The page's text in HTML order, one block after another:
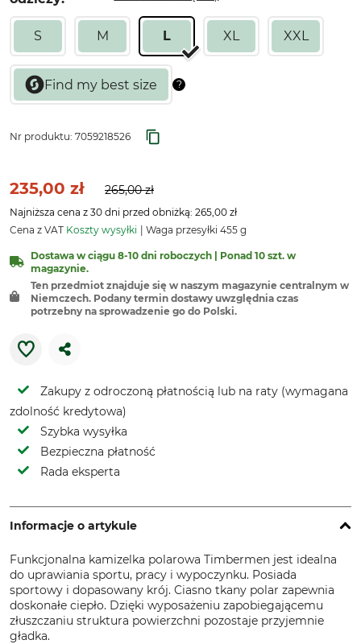
S M L XL XXL
Nr produktu: 7059218526
235,00 zł 265,00 zł
Najniższa cena z 30 dni przed obniżką: 265,00 zł
Cena z VAT Koszty wysyłki Waga przesyłki 455 g
Dostawa w ciągu 8-10 dni roboczych | Ponad 10 szt. w
magazynie.
Ten przedmiot znajduje się w naszym magazynie centralnym w
Niemczech. Podany termin dostawy uwzględnia czas
potrzebny na sprowadzenie go do Polski.
Zakupy z odroczoną płatnością lub na raty (wymagana
zdolność kredytowa)
Szybka wysyłka
Bezpieczna płatność
Rada eksperta
Informacje o artykule
Funkcjonalna kamizelka polarowa Timbermen jest idealna
do uprawiania sportu, pracy i wypoczynku. Posiada
sportowy i dopasowany krój. Ciasno tkany polar zapewnia
doskonałe ciepło. Dzięki wyposażeniu zapobiegającemu
złuszczaniu struktura powierzchni pozostaje przyjemnie
gładka.